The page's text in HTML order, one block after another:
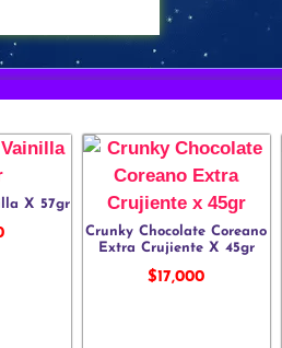
X 57gr
Crunky Chocolate Coreano
Extra Crujiente X 45gr
$17,000